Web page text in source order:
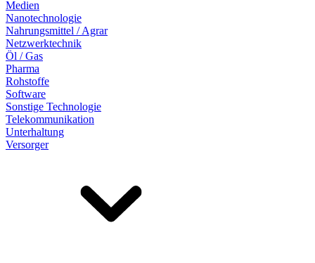
Medien
Nanotechnologie
Nahrungsmittel / Agrar
Netzwerktechnik
Öl / Gas
Pharma
Rohstoffe
Software
Sonstige Technologie
Telekommunikation
Unterhaltung
Versorger